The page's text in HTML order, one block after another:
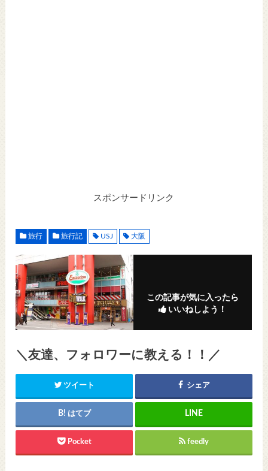
スポンサードリンク
旅行 旅行記 USJ 大阪
この記事が気に入ったら
いいねしよう！
＼友達、フォロワーに教える！！／
ツイート シェア
はてブ
Pocket feedly